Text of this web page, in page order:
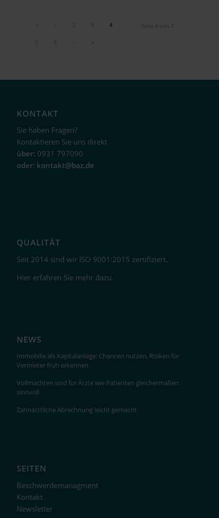
Seite 4 von 7
2 3 4
5 6
KONTAKT
Sie haben Fragen?
Kontaktieren Sie uns direkt
über: 0931 797090
oder: kontakt@baz.de
QUALITÄT
Seit 2014 sind wir ISO 9001:2015 zertifiziert.
Hier erfahren Sie mehr dazu.
NEWS
Immobilie als Kapitalanlage: Chancen nutzen, Risiken für
Vermieter früh erkennen
Vollmachten sind für Ärzte wie Patienten gleichermaßen
sinnvoll
Zahnärztliche Abrechnung leicht gemacht
SEITEN
Beschwerdemanagment
Kontakt
Newsletter